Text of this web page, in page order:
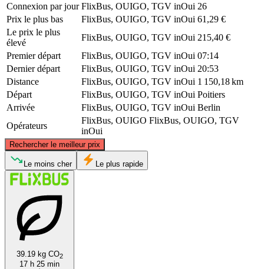
Connexion par jour FlixBus, OUIGO, TGV inOui 26
Prix ​​le plus bas
FlixBus, OUIGO, TGV inOui 61,29 €
Le prix le plus
élevé
FlixBus, OUIGO, TGV inOui 215,40 €
Premier départ
FlixBus, OUIGO, TGV inOui 07:14
Dernier départ
FlixBus, OUIGO, TGV inOui 20:53
Distance
FlixBus, OUIGO, TGV inOui 1 150,18 km
Départ
FlixBus, OUIGO, TGV inOui Poitiers
Arrivée
FlixBus, OUIGO, TGV inOui Berlin
Opérateurs
FlixBus, OUIGO FlixBus, OUIGO, TGV
inOui
Rechercher le meilleur prix
Le moins cher Le plus rapide
39.19 kg CO2
17 h 25 min